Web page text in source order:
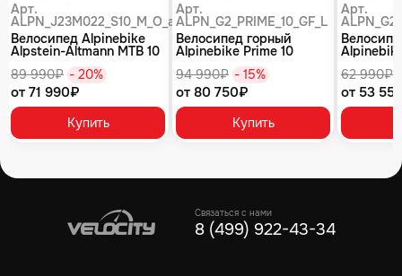
Арт.
ALPN_J23M022_S10_M_O_air
Велосипед Alpinebike
Alpstein-Altmann MTB 10
89 990₽ - 20%
от 71 990₽
Купить
Арт.
ALPN_G2_PRIME_10_GF_L
Велосипед горный
Alpinebike Prime 10
94 990₽ - 15%
от 80 750₽
Купить
Арт.
62 990₽
от 53
Связаться с нами
8 (499) 922-43-34